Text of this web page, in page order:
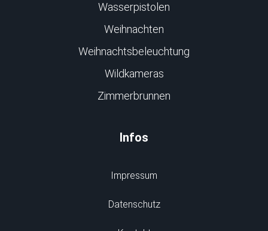
Wasserpistolen
Weihnachten
Weihnachtsbeleuchtung
Wildkameras
Zimmerbrunnen
Infos
Impressum
Datenschutz